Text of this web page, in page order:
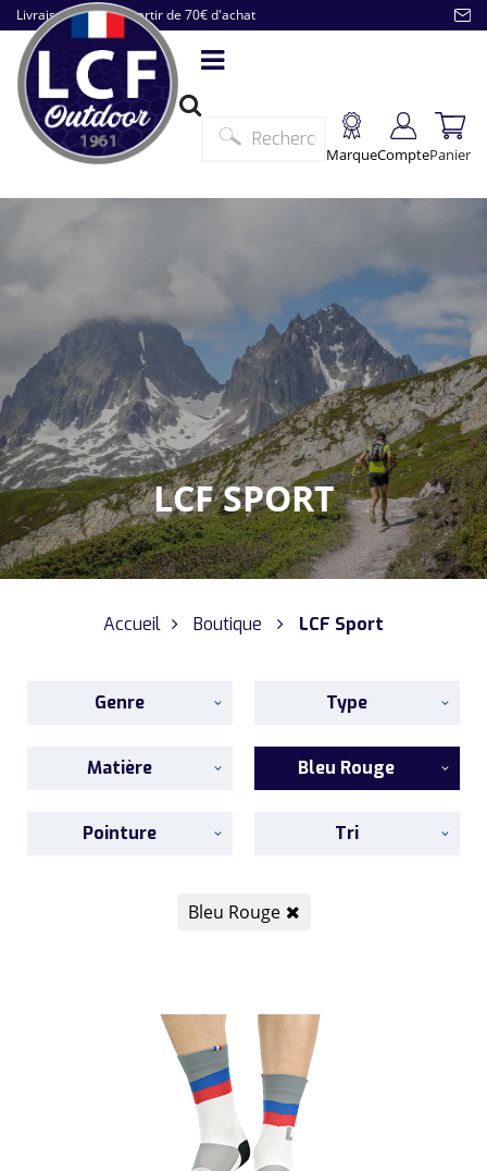
Livraison offerte à partir de 70€ d'achat
MarqueComptePanier
LCF SPORT
Accueil Boutique LCF Sport
Genre Type
Matière Bleu Rouge
Pointure Tri
Bleu Rouge